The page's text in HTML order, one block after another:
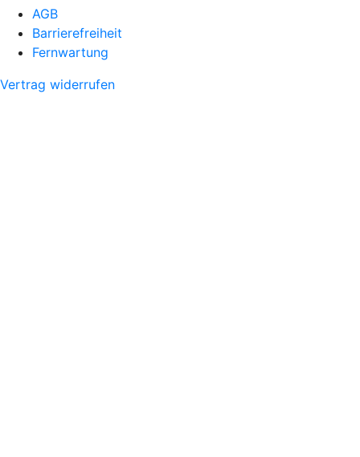
AGB
Barrierefreiheit
Fernwartung
Vertrag widerrufen